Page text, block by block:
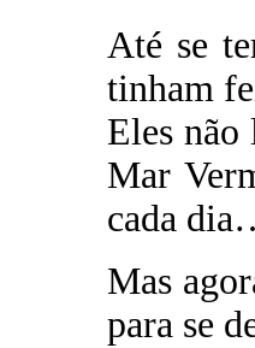
Até se
tinham
Eles não
Mar
cada
Mas
para se